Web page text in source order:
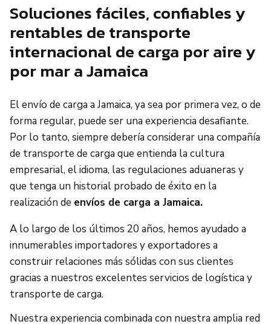
Soluciones fáciles, confiables y
rentables de transporte
internacional de carga por aire y
por mar a Jamaica
El envío de carga a Jamaica, ya sea por primera vez, o de
forma regular, puede ser una experiencia desafiante.
Por lo tanto, siempre debería considerar una compañía
de transporte de carga que entienda la cultura
empresarial, el idioma, las regulaciones aduaneras y
que tenga un historial probado de éxito en la
realización de envíos de carga a Jamaica.
A lo largo de los últimos 20 años, hemos ayudado a
innumerables importadores y exportadores a
construir relaciones más sólidas con sus clientes
gracias a nuestros excelentes servicios de logística y
transporte de carga.
Nuestra experiencia combinada con nuestra amplia red